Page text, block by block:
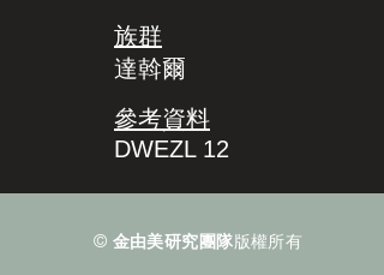
族群
達斡爾
參考資料
DWEZL 12
© 金由美研究團隊版權所有